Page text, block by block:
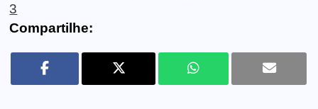
3
Compartilhe: